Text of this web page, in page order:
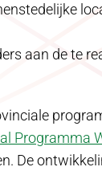
aan de te
Programma
De